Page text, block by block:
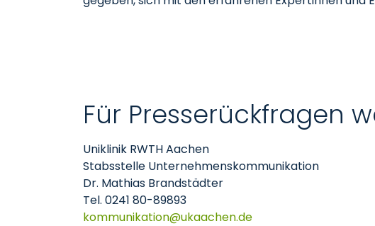
Für Presserückfragen
Uniklinik RWTH Aachen
Stabsstelle Unternehmenskommunikation
Dr. Mathias Brandstädter
Tel. 0241 80-89893
kommunikation
ukaachende